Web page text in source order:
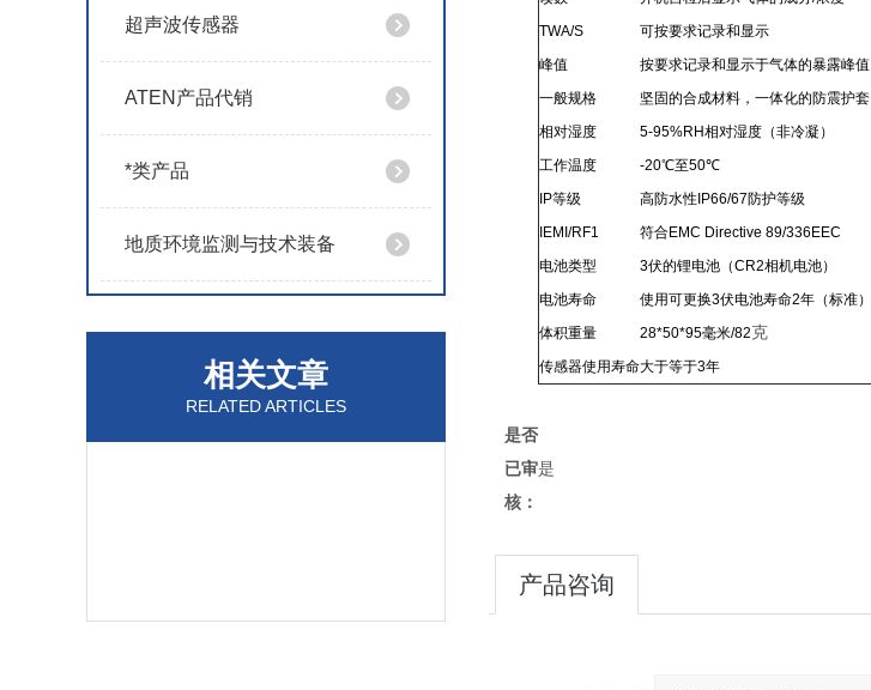
超声波传感器
ATEN产品代销
*类产品
地质环境监测与技术装备
相关文章
RELATED ARTICLES
TWA/S
可按要求记录和显示
峰值
按要求记录和显示于气体的暴露峰值
一般规格
坚固的合成材料，一体化的防震护套
相对湿度
5-95%RH相对湿度（非冷凝）
工作温度
-20℃至50℃
IP等级 高防水性 IP66/67防护等级
IEMI/RF1
符合EMC Directive 89/336EEC
电池类型
3伏的锂电池（CR2相机电池）
电池寿命
使用可更换3伏电池寿命2年（标准）
体积重量
28*50*95毫米/82克
传感器使用寿命大于等于3年
是否
已审
核：
是
产品咨询